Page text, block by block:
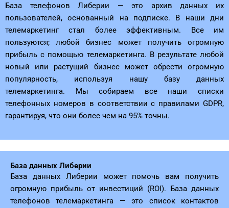
База телефонов Либерии — это архив данных их
пользователей, основанный на подписке. В наши дни
телемаркетинг стал более эффективным. Все им
пользуются; любой бизнес может получить огромную
прибыль с помощью телемаркетинга. В результате любой
новый или растущий бизнес может обрести огромную
популярность, используя нашу базу данных
телемаркетинга. Мы собираем все наши списки
телефонных номеров в соответствии с правилами GDPR,
гарантируя, что они более чем на 95% точны.
База данных Либерии
База данных Либерии может помочь вам получить
огромную прибыль от инвестиций (ROI). База данных
телефонов телемаркетинга — это список контактов